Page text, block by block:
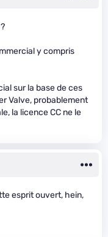
y compris
sur la base de ces
Valve, probablement
la licence CC ne le
esprit ouvert, hein,